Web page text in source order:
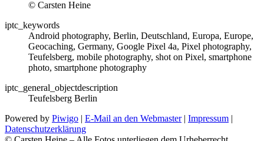
© Carsten Heine
iptc_keywords
Android photography, Berlin, Deutschland, Europa, Europe,
Geocaching, Germany, Google Pixel 4a, Pixel photography,
Teufelsberg, mobile photography, shot on Pixel, smartphone
photo, smartphone photography
iptc_general_objectdescription
Teufelsberg Berlin
Powered by Piwigo | E-Mail an den Webmaster | Impressum |
Datenschutzerklärung